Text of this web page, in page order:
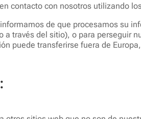
contacto con nosotros utilizando
de que procesamos su
a través del sitio), o para perseguir
puede transferirse fuera de